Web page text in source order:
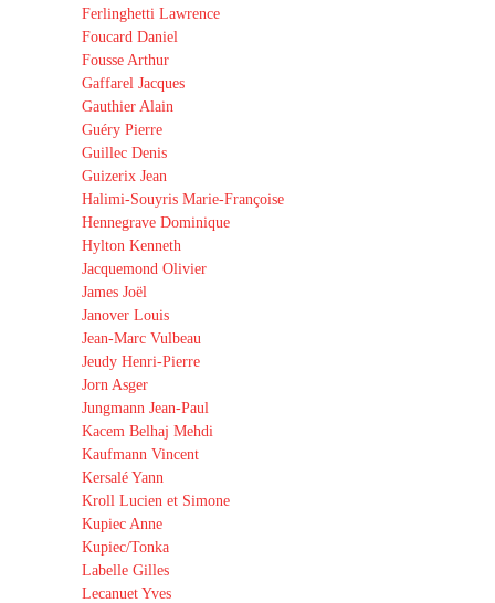
Ferlinghetti Lawrence
Foucard Daniel
Fousse Arthur
Gaffarel Jacques
Gauthier Alain
Guéry Pierre
Guillec Denis
Guizerix Jean
Halimi-Souyris Marie-Françoise
Hennegrave Dominique
Hylton Kenneth
Jacquemond Olivier
James Joël
Janover Louis
Jean-Marc Vulbeau
Jeudy Henri-Pierre
Jorn Asger
Jungmann Jean-Paul
Kacem Belhaj Mehdi
Kaufmann Vincent
Kersalé Yann
Kroll Lucien et Simone
Kupiec Anne
Kupiec/Tonka
Labelle Gilles
Lecanuet Yves